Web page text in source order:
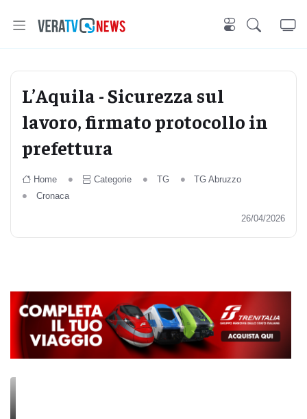
L’Aquila - Sicurezza sul
lavoro, firmato protocollo in
prefettura
Home Categorie TG
TG Abruzzo
Cronaca
26/04/2026